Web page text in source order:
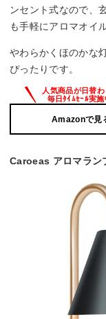
ンセント式なので、
も手軽にアロマオイ
やわらかくほのかな
ぴったりです。
Amazonで見
Caroeas アロマラン